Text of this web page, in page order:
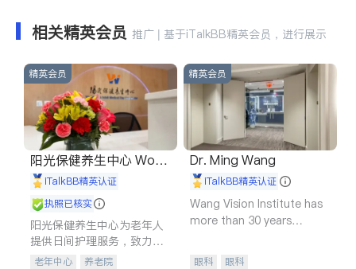
相关精英会员 推广 | 基于iTalkBB精英会员，进行展示
精英会员
阳光保健养生中心 World
shine
iTalkBB精英认证
执照已核实
阳光保健养生中心为老年人
提供日间护理服务，致力于
通过持续的护理创新来有效
老年中心 养老院
精英会员
Dr. Ming Wang
iTalkBB精英认证
Wang Vision Institute has
more than 30 years
眼科 眼科